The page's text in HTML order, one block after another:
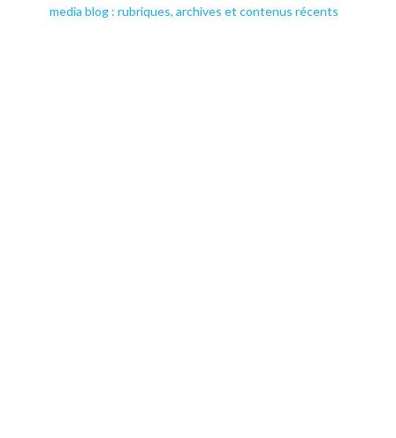
media blog : rubriques, archives et contenus récents